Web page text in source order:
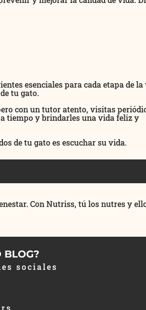
esenciales para cada etapa de la
tu gato.
con un tutor atento, visitas
tiempo y brindarles una vida feliz y
de tu gato es escuchar su vida.
Con Nutriss, tú los nutres y
BLOG?
sociales